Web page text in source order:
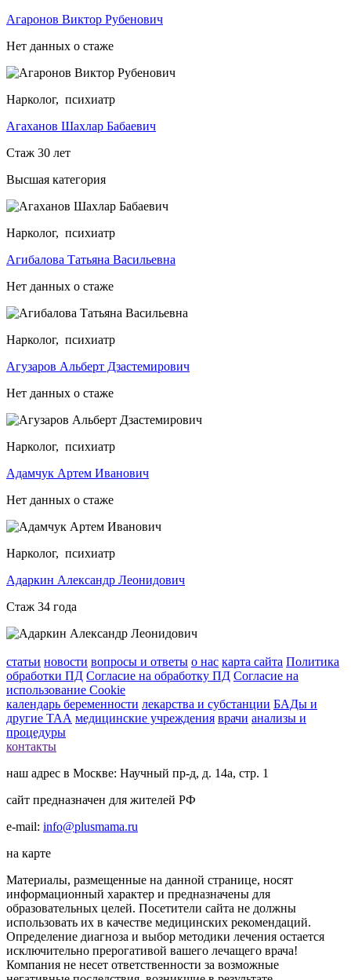
Агаронов Виктор Рубенович
Нет данных о стаже
Нарколог, психиатр
Агаханов Шахлар Бабаевич
Стаж 30 лет
Высшая категория
Нарколог, психиатр
Агибалова Татьяна Васильевна
Нет данных о стаже
Нарколог, психиатр
Агузаров Альберт Дзастемирович
Нет данных о стаже
Нарколог, психиатр
Адамчук Артем Иванович
Нет данных о стаже
Нарколог, психиатр
Адаркин Александр Леонидович
Стаж 34 года
статьи новости вопросы и ответы о нас карта сайта Политика
обработки ПД Согласие на обработку ПД Согласие на
использование Cookie
календарь беременности лекарства и субстанции БАДы и
другие ТАА медицинские учреждения врачи анализы и
процедуры
контакты
наш адрес в Москве: Научный пр-д, д. 14а, стр. 1
сайт предназначен для жителей РФ
e-mail: info@plusmama.ru
на карте
Материалы, размещенные на данной странице, носят
информационный характер и предназначены для
образовательных целей. Посетители сайта не должны
использовать их в качестве медицинских рекомендаций.
Определение диагноза и выбор методики лечения остается
исключительно прерогативой вашего лечащего врача!
Компания не несет ответственности за возможные